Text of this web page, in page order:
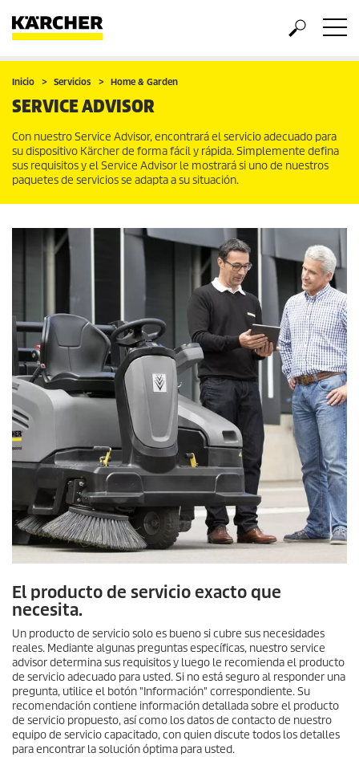
Inicio Servicios Home & Garden
SERVICE ADVISOR
Con nuestro Service Advisor, encontrará el servicio adecuado para
su dispositivo Kärcher de forma fácil y rápida. Simplemente defina
sus requisitos y el Service Advisor le mostrará si uno de nuestros
paquetes de servicios se adapta a su situación.
El producto de servicio exacto que
necesita.
Un producto de servicio solo es bueno si cubre sus necesidades
reales. Mediante algunas preguntas específicas, nuestro service
advisor determina sus requisitos y luego le recomienda el producto
de servicio adecuado para usted. Si no está seguro al responder una
pregunta, utilice el botón "Información" correspondiente. Su
recomendación contiene información detallada sobre el producto
de servicio propuesto, así como los datos de contacto de nuestro
equipo de servicio capacitado, con quien discute todos los detalles
para encontrar la solución óptima para usted.